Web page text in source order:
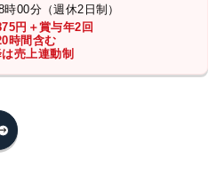
00分（週休2日制）
円＋賞与年2回
時間含む
売上連動制